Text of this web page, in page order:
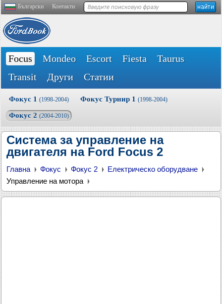
Български Контакти
Focus Mondeo Escort Fiesta
Taurus
Transit
Други Статии
Фокус 1 (1998-2004) Фокус Турнир 1 (1998-2004)
Фокус 2 (2004-2010)
Система за управление на
двигателя на Ford Focus 2
Главна Фокус Фокус 2
Електрическо оборудване
Управление на мотора